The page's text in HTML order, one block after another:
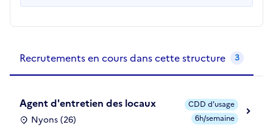
Recrutements en cours dans cette structure 3
Agent d'entretien des locaux
Nyons (26)
CDD d'usage
6h/semaine